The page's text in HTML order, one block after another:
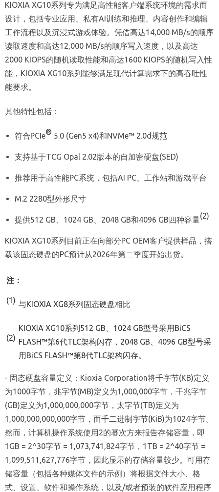
KIOXIA XG10系列专为满足高性能客户端系统环境的需求而
设计，包括专业应用、私有AI训练和推理、内容创作和编辑
工作流程以及沉浸式游戏体验。凭借高达14,000 MB/s的顺序
读取速度和高达12,000 MB/s的顺序写入速度，以及高达
2000 KIOPS的随机读取性能和高达1600 KIOPS的随机写入性
能，KIOXIA XG10系列能够满足现代计算需求下的高吞吐性
能要求。
其他特性包括：
符合PCIe® 5.0 (Gen5 x4)和NVMe™ 2.0d规范
支持基于TCG Opal 2.02版本的自加密硬盘(SED)
推荐用于高性能PC系统，包括AI PC、工作站和游戏平台
M.2 2280型外形尺寸
提供512 GB、1024 GB、2048 GB和4096 GB四种容量(2)
KIOXIA XG10系列目前正在向部分PC OEM客户提供样品，搭
载该固态硬盘的PC预计从2026年第二季度开始出货。
注：
(1) 与KIOXIA XG8系列固态硬盘相比
(2)
KIOXIA XG10系列512 GB、1024 GB型号采用BiCS
FLASH™第6代TLC架构闪存，2048 GB、4096 GB型号采
用BiCS FLASH™第8代TLC架构闪存。
- 固态硬盘容量定义：Kioxia Corporation将千字节(KB)定义
为1000字节，兆字节(MB)定义为1,000,000字节，千兆字节
(GB)定义为1,000,000,000字节，太字节(TB)定义为
1,000,000,000,000字节，而千二进制字节(KiB)为1024字节。
然而，计算机操作系统使用2的幂次方来报告存储容量，即
1GB = 2^30字节 = 1,073,741,824字节，1TB = 2^40字节 =
1,099,511,627,776字节，因此显示的存储容量较少。可用存
储容量（包括各种媒体文件的示例）将根据文件大小、格
式、设置、软件和操作系统，以及/或者预装的软件应用程序